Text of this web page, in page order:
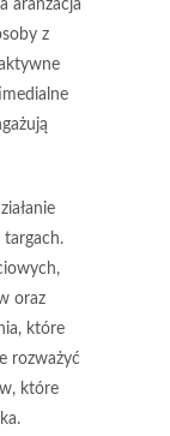
aranżacja
z
oraz
które
rozważyć
które